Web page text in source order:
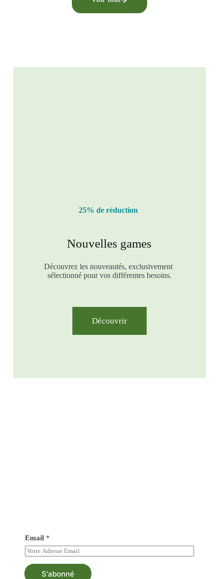
25% de réduction
Nouvelles games
Découvrez les nouveautés, exclusivement
sélectionné pour vos différentes besoins.
Découvrir
Email *
S'abonné